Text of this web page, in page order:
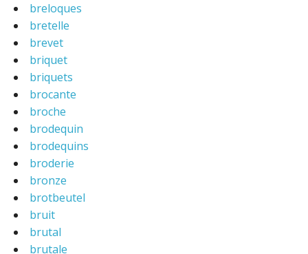
breloques
bretelle
brevet
briquet
briquets
brocante
broche
brodequin
brodequins
broderie
bronze
brotbeutel
bruit
brutal
brutale